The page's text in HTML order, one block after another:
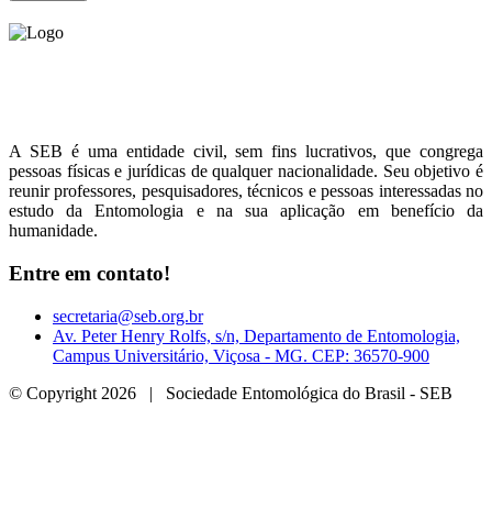
A SEB é uma entidade civil, sem fins lucrativos, que congrega
pessoas físicas e jurídicas de qualquer nacionalidade. Seu objetivo é
reunir professores, pesquisadores, técnicos e pessoas interessadas no
estudo da Entomologia e na sua aplicação em benefício da
humanidade.
Entre em contato!
secretaria@seb.org.br
Av. Peter Henry Rolfs, s/n, Departamento de Entomologia,
Campus Universitário, Viçosa - MG. CEP: 36570-900
© Copyright 2026 | Sociedade Entomológica do Brasil - SEB